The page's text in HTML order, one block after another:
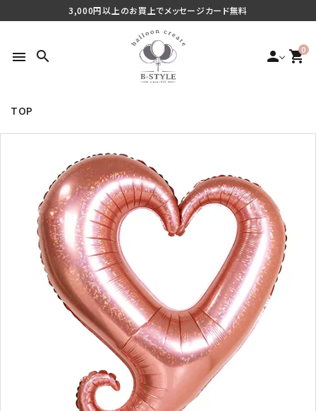
3,000円以上のお買上でメッセージカード無料
menu search person 0
shopping_cart
最近チェックした商品
ご利用シーンから探す
商品タイプから探す
価格から探す
ACCOUNT MENU
TOP